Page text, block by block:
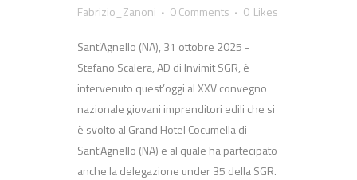
Fabrizio_Zanoni
0 Comments 0 Likes
Sant’Agnello (NA), 31 ottobre 2025 -
Stefano Scalera, AD di Invimit SGR, è
intervenuto quest’oggi al XXV convegno
nazionale giovani imprenditori edili che si
è svolto al Grand Hotel Cocumella di
Sant’Agnello (NA) e al quale ha partecipato
anche la delegazione under 35 della SGR.